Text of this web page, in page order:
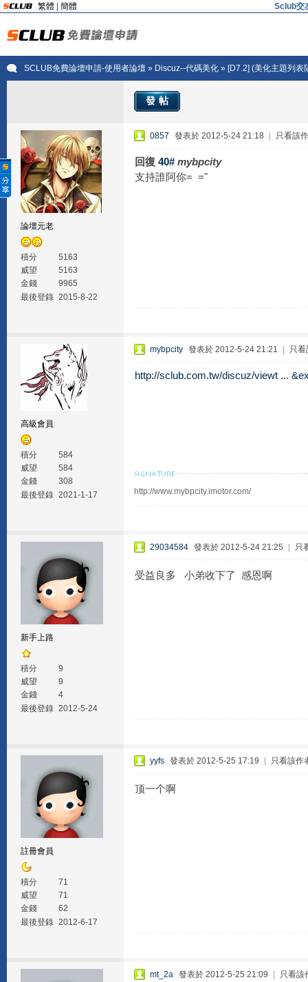
繁體 簡體 Sclub交
SCLUB免費論壇申請-使用者論壇» Discuz--代碼美化» [D7.2] (美化主題列表
發帖
論壇元老
積分
5163
威望
5163
金錢
9965
最後登錄 2015-8-22
0857 發表於 2012-5-24 21:18 只看該
回復 40# mybpcity
支持誰阿你= ="
高級會員
積分
584
威望
584
金錢
308
最後登錄 2021-1-17
mybpcity 發表於 2012-5-24 21:21 只看
http://sclub.com.tw/discuz/viewt ...
http://www.mybpcity.imotor.com/
新手上路
積分
9
威望
9
金錢
4
最後登錄 2012-5-24
29034584 發表於 2012-5-24 21:25 只
受益良多 小弟收下了 感恩啊
註冊會員
積分
71
威望
71
金錢
62
最後登錄 2012-6-17
yyfs 發表於 2012-5-25 17:19 只看該作
顶一个啊
mt_2a 發表於 2012-5-25 21:09 只看該